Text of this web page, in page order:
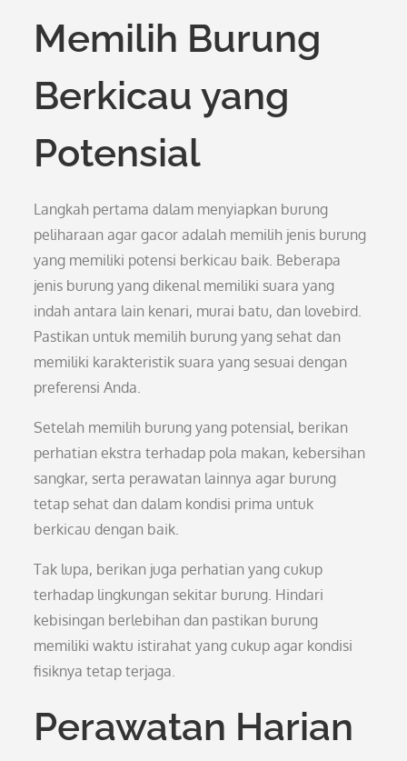
Memilih Burung
Berkicau yang
Potensial
Langkah pertama dalam menyiapkan burung
peliharaan agar gacor adalah memilih jenis burung
yang memiliki potensi berkicau baik. Beberapa
jenis burung yang dikenal memiliki suara yang
indah antara lain kenari, murai batu, dan lovebird.
Pastikan untuk memilih burung yang sehat dan
memiliki karakteristik suara yang sesuai dengan
preferensi Anda.
Setelah memilih burung yang potensial, berikan
perhatian ekstra terhadap pola makan, kebersihan
sangkar, serta perawatan lainnya agar burung
tetap sehat dan dalam kondisi prima untuk
berkicau dengan baik.
Tak lupa, berikan juga perhatian yang cukup
terhadap lingkungan sekitar burung. Hindari
kebisingan berlebihan dan pastikan burung
memiliki waktu istirahat yang cukup agar kondisi
fisiknya tetap terjaga.
Perawatan Harian